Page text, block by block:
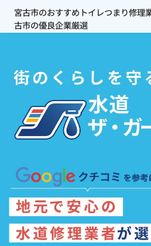
宮古市のおすすめトイレつまり修理
古市の優良企業厳選